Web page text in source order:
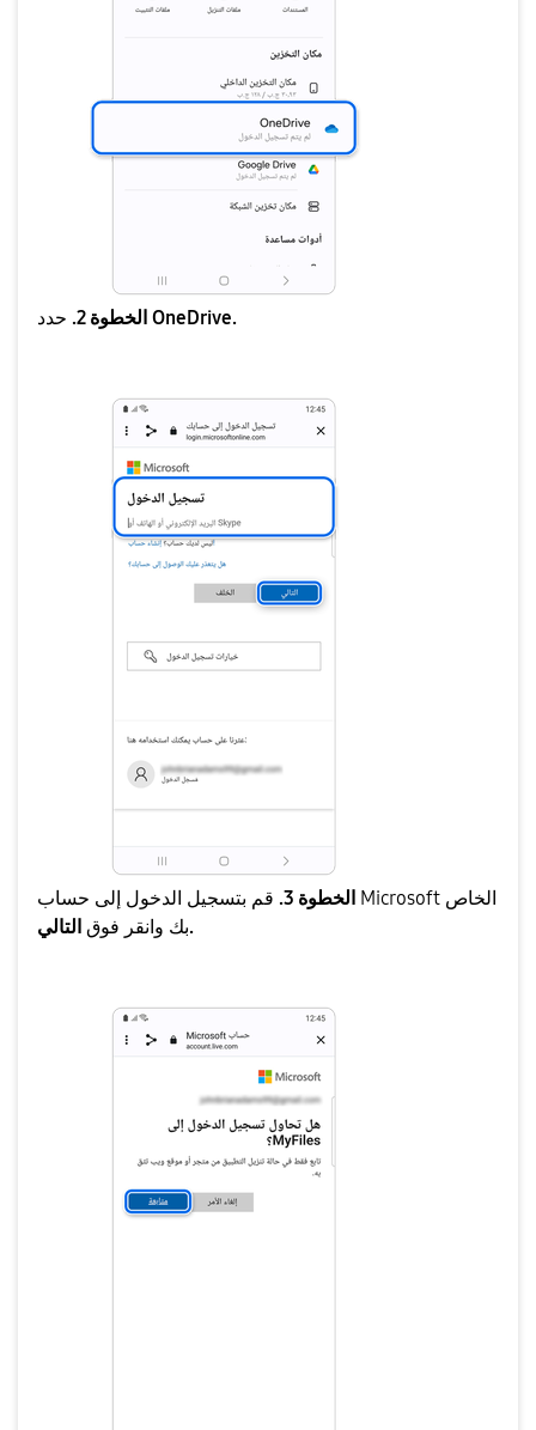
الخطوة 2. حدد OneDrive.
الخطوة 3.
قم بتسجيل الدخول إلى حساب Microsoft الخاص
بك وانقر فوقالتالي.